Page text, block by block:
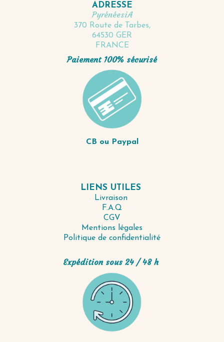
ADRESSE
PyrénéesiA
370 Route de Tarbes,
64530 GER
FRANCE
Paiement 100% sécurisé
CB ou Paypal
LIENS UTILES
Livraison
F.A.Q
CGV
Mentions légales
Politique de confidentialité
Expédition sous 24 / 48 h